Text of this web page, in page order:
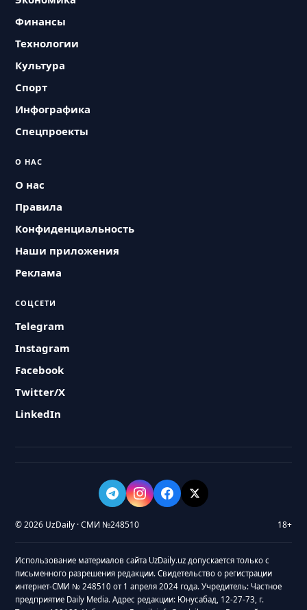
Финансы
Технологии
Культура
Спорт
Инфографика
Спецпроекты
О НАС
О нас
Правила
Конфиденциальность
Наши приложения
Реклама
СОЦСЕТИ
Telegram
Instagram
Facebook
Twitter/X
LinkedIn
© 2026 UzDaily · СМИ №248510 18+
Использование материалов сайта UzDaily.uz допускается только с
письменного разрешения редакции. Свидетельство о регистрации
интернет-СМИ № 248510 от 1 апреля 2024 года. Учредитель: Частное
предприятие Daily Media. Адрес редакции: Юнусабад, 12-27-73, г.